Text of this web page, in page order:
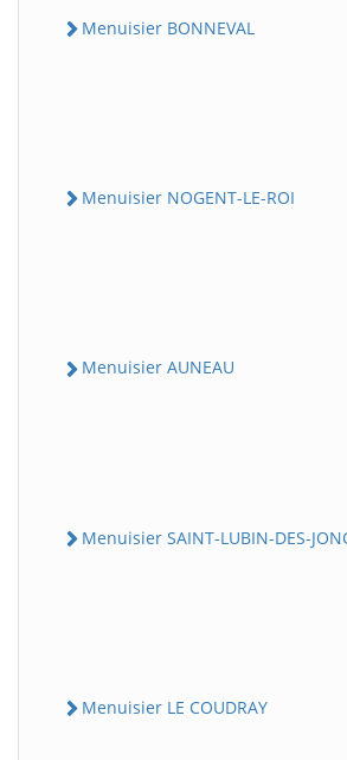
Menuisier BONNEVAL
Menuisier NOGENT-LE-ROI
Menuisier AUNEAU
Menuisier SAINT-LUBIN-DES-
Menuisier LE COUDRAY